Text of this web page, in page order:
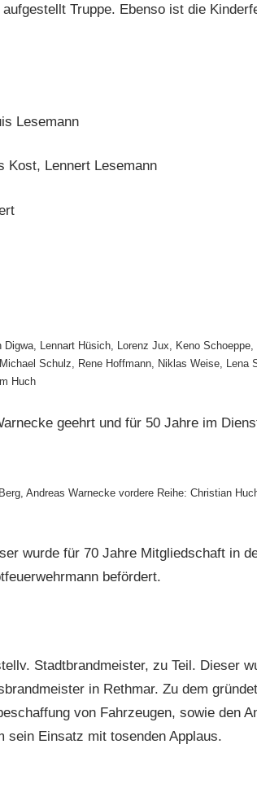
Truppe. Ebenso ist die
Lesemann
Kost, Lennert Lesemann
Lennart Hüsich, Lorenz Jux, Keno Schoeppe,
Schulz, Rene Hoffmann, Niklas Weise, Lena
Huch
geehrt und für 50 Jahre im
Andreas Warnecke vordere Reihe: Christian
wurde für 70 Jahre Mitgliedschaft in
befördert.
Stadtbrandmeister, zu Teil. Dieser
in Rethmar. Zu dem
von Fahrzeugen, sowie den
sein Einsatz mit tosenden Applaus.